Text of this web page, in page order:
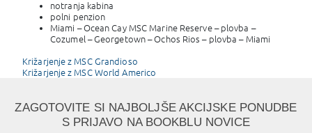
notranja kabina
polni penzion
Miami – Ocean Cay MSC Marine Reserve – plovba –
Cozumel – Georgetown – Ochos Rios – plovba – Miami
Post
navigation
Križarjenje z MSC Grandioso
Križarjenje z MSC World Americo
ZAGOTOVITE SI NAJBOLJŠE AKCIJSKE PONUDBE
S PRIJAVO NA BOOKBLU NOVICE